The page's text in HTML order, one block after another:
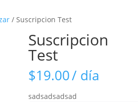
/ Suscripcion Test
Suscripcion
Test
$19.00/ día
sadsadsadsad